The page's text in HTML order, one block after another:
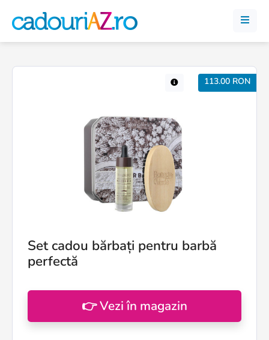
113.00 RON
Set cadou bărbați pentru barbă
perfectă
👉 Vezi în magazin